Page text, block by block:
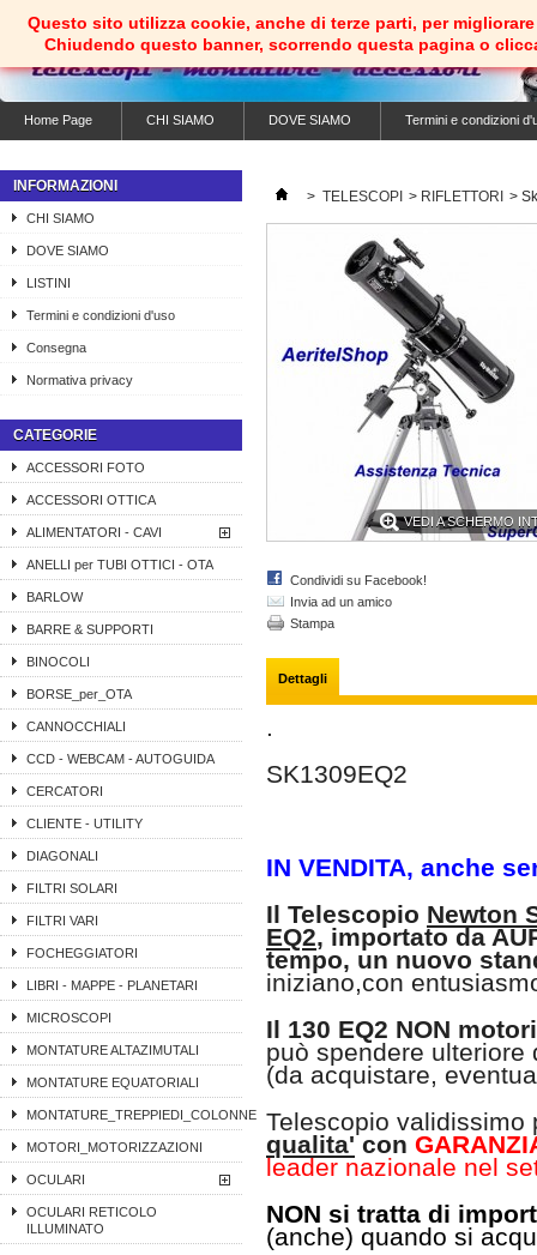
Home Page CHI SIAMO DOVE SIAMO Termini e condizioni
INFORMAZIONI
CHI SIAMO
DOVE SIAMO
LISTINI
Termini e condizioni d'uso
Consegna
Normativa privacy
CATEGORIE
ACCESSORI FOTO
ACCESSORI OTTICA
ALIMENTATORI - CAVI
ANELLI per TUBI OTTICI - OTA
BARLOW
BARRE & SUPPORTI
BINOCOLI
BORSE_per_OTA
CANNOCCHIALI
CCD - WEBCAM - AUTOGUIDA
CERCATORI
CLIENTE - UTILITY
DIAGONALI
FILTRI SOLARI
FILTRI VARI
FOCHEGGIATORI
LIBRI - MAPPE - PLANETARI
MICROSCOPI
MONTATURE ALTAZIMUTALI
MONTATURE EQUATORIALI
MONTATURE_TREPPIEDI_COLONNE
MOTORI_MOTORIZZAZIONI
OCULARI
OCULARI RETICOLO
ILLUMINATO
> TELESCOPI > RIFLETTORI >
VEDI A SCHERMO
Condividi su Facebook!
Invia ad un amico
Stampa
Dettagli
.
SK1309EQ2
IN VENDITA, anche
Il Telescopio Newton
EQ2, importato da
tempo, un nuovo
iniziano,con
Il 130 EQ2 NON
può spendere
(da acquistare,
Telescopio validissimo
qualita'con
leader nazionale nel
NON si tratta di
(anche) quando si
Questo sito utilizza cookie, anche di terze parti, per
Chiudendo questo banner, scorrendo questa pagina o